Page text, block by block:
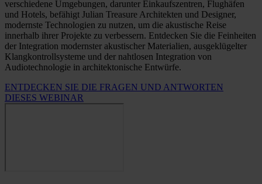
verschiedene Umgebungen, darunter Einkaufszentren, Flughäfen
und Hotels, befähigt Julian Treasure Architekten und Designer,
modernste Technologien zu nutzen, um die akustische Reise
innerhalb ihrer Projekte zu verbessern. Entdecken Sie die Feinheiten
der Integration modernster akustischer Materialien, ausgeklügelter
Klangkontrollsysteme und der nahtlosen Integration von
Audiotechnologie in architektonische Entwürfe.
ENTDECKEN SIE DIE FRAGEN UND ANTWORTEN
DIESES WEBINAR